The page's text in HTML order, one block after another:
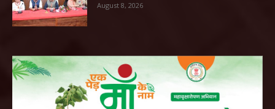
August 8, 2026